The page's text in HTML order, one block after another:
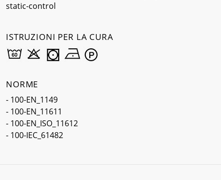
static-control
ISTRUZIONI PER LA CURA
NORME
- 100-EN_1149
- 100-EN_11611
- 100-EN_ISO_11612
- 100-IEC_61482